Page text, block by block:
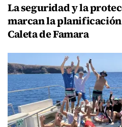
La seguridad y la
marcan la planificación
Caleta de Famara